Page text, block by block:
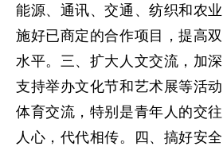
能源、通讯、交通、纺织和农
施好已商定的合作项目，提高
水平。三、扩大人文交流，加
支持举办文化节和艺术展等活动
体育交流，特别是青年人的交
人心，代代相传。四、搞好安